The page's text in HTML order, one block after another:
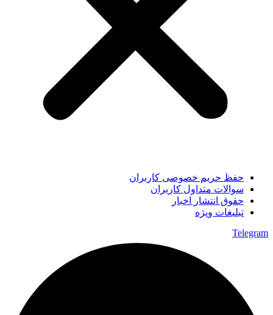
حفظ حریم خصوصی کاربران
سوالات متداول کاربران
حقوق انتشار اخبار
تبلیغات ویژه
Telegram